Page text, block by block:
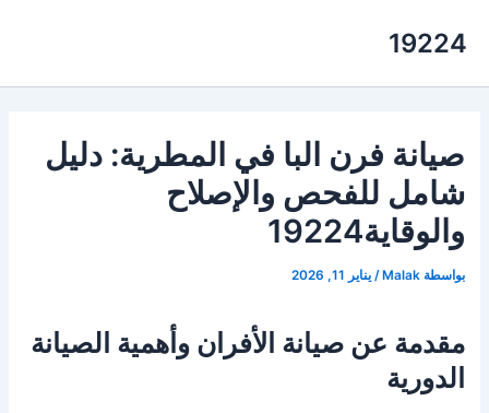
19224
صيانة فرن البا في المطرية: دليل
شامل للفحص والإصلاح
والوقاية19224
بواسطة Malak
/يناير 11, 2026
مقدمة عن صيانة الأفران وأهمية الصيانة
الدورية